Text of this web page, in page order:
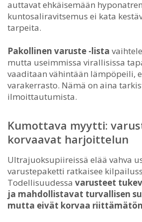
auttavat ehkäisemään
kuntosaliravitsemus ei kata
tarpeita.
Pakollinen varuste -lista
mutta useimmissa virallisissa
vaaditaan vähintään lämpöpeili,
varakerrasto. Nämä on aina
ilmoittautumista.
Kumottava myytti:
korvaavat harjoittelun
Ultrajuoksupiireissä elää vahva
varustepaketti ratkaisee
Todellisuudessa varusteet
ja mahdollistavat turvallisen
mutta eivät korvaa